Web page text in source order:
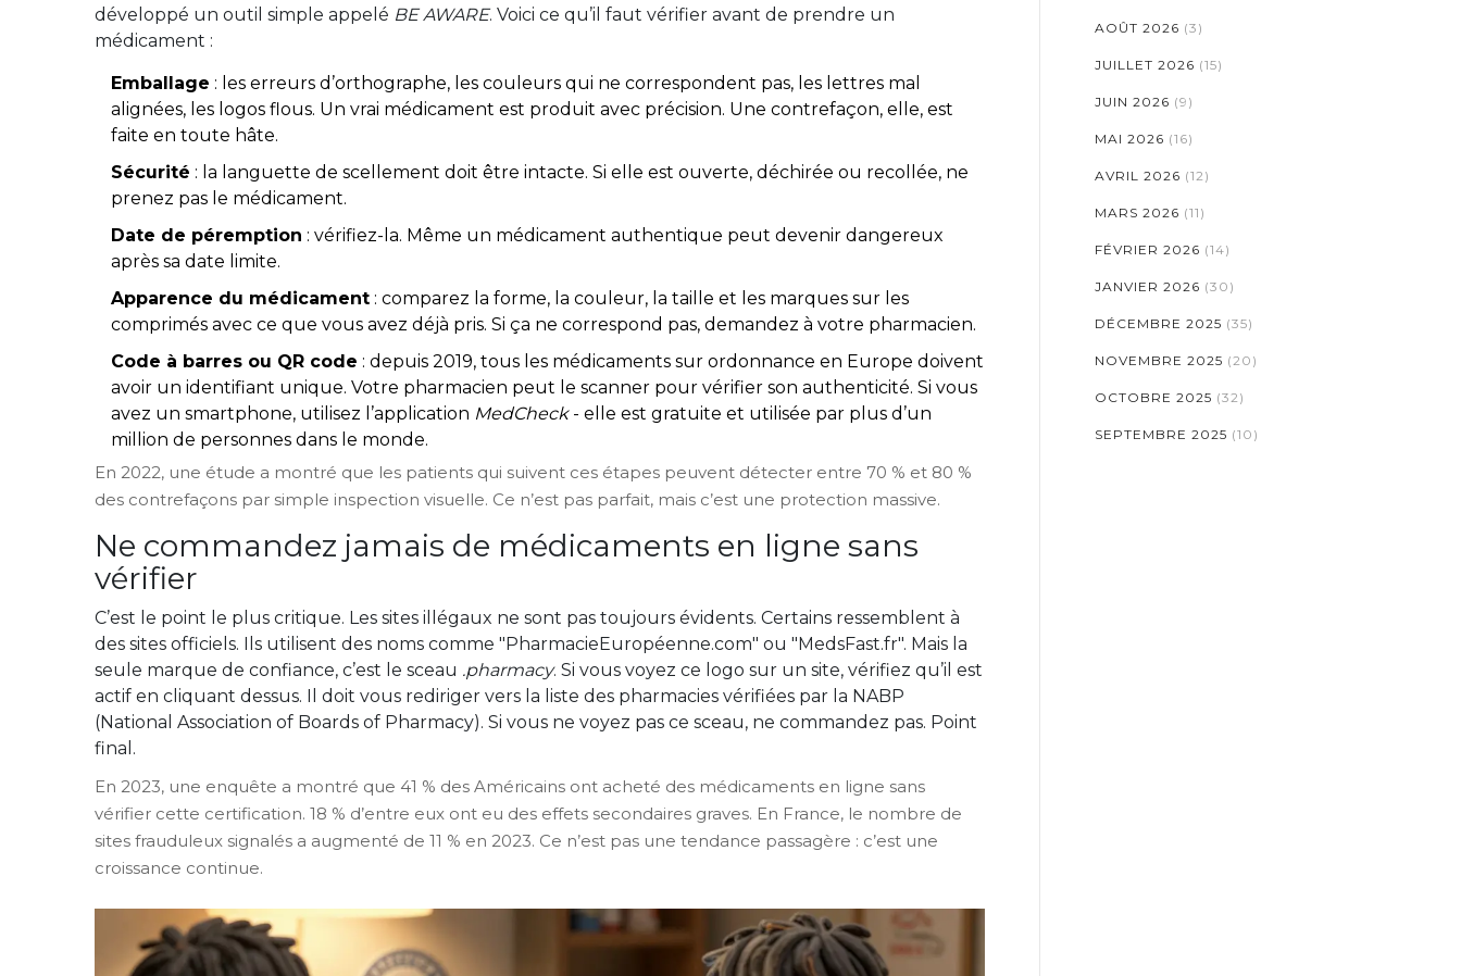
développé un outil simple appelé BE AWARE. Voici ce qu’il faut vérifier avant de prendre un
médicament :
Emballage : les erreurs d’orthographe, les couleurs qui ne correspondent pas, les lettres mal
alignées, les logos flous. Un vrai médicament est produit avec précision. Une contrefaçon, elle, est
faite en toute hâte.
Sécurité : la languette de scellement doit être intacte. Si elle est ouverte, déchirée ou recollée, ne
prenez pas le médicament.
Date de péremption : vérifiez-la. Même un médicament authentique peut devenir dangereux
après sa date limite.
Apparence du médicament : comparez la forme, la couleur, la taille et les marques sur les
comprimés avec ce que vous avez déjà pris. Si ça ne correspond pas, demandez à votre pharmacien.
Code à barres ou QR code : depuis 2019, tous les médicaments sur ordonnance en Europe doivent
avoir un identifiant unique. Votre pharmacien peut le scanner pour vérifier son authenticité. Si vous
avez un smartphone, utilisez l’application MedCheck- elle est gratuite et utilisée par plus d’un
million de personnes dans le monde.
En 2022, une étude a montré que les patients qui suivent ces étapes peuvent détecter entre 70 % et 80 %
des contrefaçons par simple inspection visuelle. Ce n’est pas parfait, mais c’est une protection massive.
Ne commandez jamais de médicaments en ligne sans
vérifier
C’est le point le plus critique. Les sites illégaux ne sont pas toujours évidents. Certains ressemblent à
des sites officiels. Ils utilisent des noms comme "PharmacieEuropéenne.com" ou "MedsFast.fr". Mais la
seule marque de confiance, c’est le sceau .pharmacy. Si vous voyez ce logo sur un site, vérifiez qu’il est
actif en cliquant dessus. Il doit vous rediriger vers la liste des pharmacies vérifiées par la NABP
(National Association of Boards of Pharmacy). Si vous ne voyez pas ce sceau, ne commandez pas. Point
final.
En 2023, une enquête a montré que 41 % des Américains ont acheté des médicaments en ligne sans
vérifier cette certification. 18 % d’entre eux ont eu des effets secondaires graves. En France, le nombre de
sites frauduleux signalés a augmenté de 11 % en 2023. Ce n’est pas une tendance passagère : c’est une
croissance continue.
AOÛT 2026 (3)
JUILLET 2026 (15)
JUIN 2026 (9)
MAI 2026 (16)
AVRIL 2026 (12)
MARS 2026 (11)
FÉVRIER 2026 (14)
JANVIER 2026 (30)
DÉCEMBRE 2025 (35)
NOVEMBRE 2025 (20)
OCTOBRE 2025 (32)
SEPTEMBRE 2025 (10)